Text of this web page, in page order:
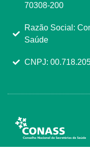
70308-200
Razão Social:
Saúde
CNPJ: